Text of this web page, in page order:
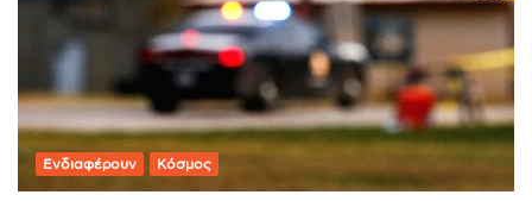
Ενδιαφέρουν Κόσμος